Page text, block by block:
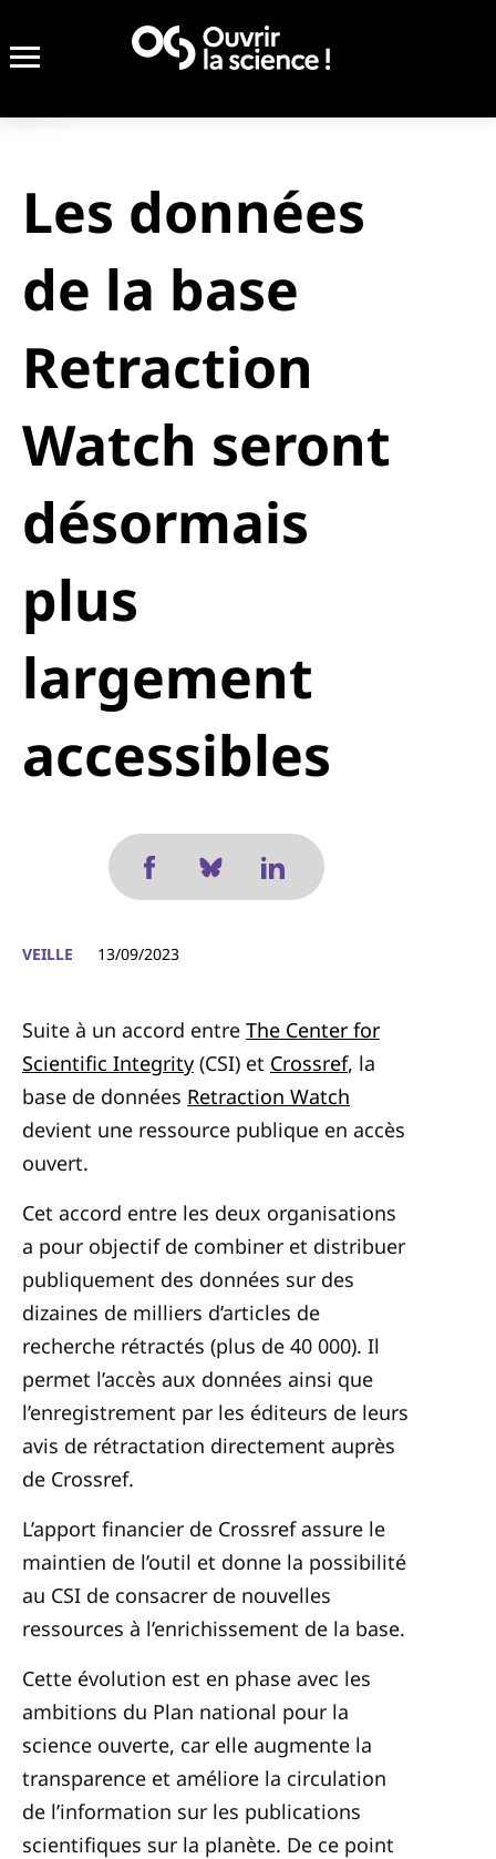
Les données
de la base
Retraction
Watch seront
désormais
plus
largement
accessibles
VEILLE 13/09/2023
Suite à un accord entre The Center for
Scientific Integrity (CSI) et Crossref, la
base de données Retraction Watch
devient une ressource publique en accès
ouvert.
Cet accord entre les deux organisations
a pour objectif de combiner et distribuer
publiquement des données sur des
dizaines de milliers d’articles de
recherche rétractés (plus de 40 000). Il
permet l’accès aux données ainsi que
l’enregistrement par les éditeurs de leurs
avis de rétractation directement auprès
de Crossref.
L’apport financier de Crossref assure le
maintien de l’outil et donne la possibilité
au CSI de consacrer de nouvelles
ressources à l’enrichissement de la base.
Cette évolution est en phase avec les
ambitions du Plan national pour la
science ouverte, car elle augmente la
transparence et améliore la circulation
de l’information sur les publications
scientifiques sur la planète. De ce point